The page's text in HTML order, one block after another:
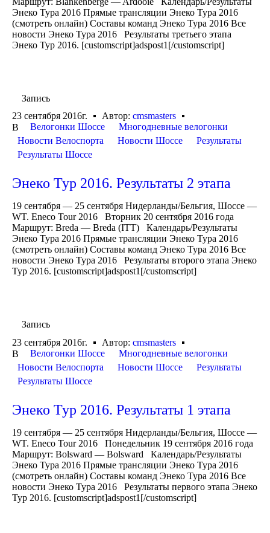
Энеко Тура 2016 Прямые трансляции Энеко Тура 2016
(смотреть онлайн) Составы команд Энеко Тура 2016 Все
новости Энеко Тура 2016 Результаты третьего этапа
Энеко Тур 2016. [customscript]adspost1[/customscript]
Запись
23 сентября 2016г.
Автор: cmsmasters
В
Велогонки Шоссе
Многодневные велогонки
Новости Велоспорта
Новости Шоссе
Результаты
Результаты Шоссе
Энеко Тур 2016. Результаты 2 этапа
19 сентября — 25 сентября Нидерланды/Бельгия, Шоссе —
WT. Eneco Tour 2016 Вторник 20 сентября 2016 года
Маршрут: Breda — Breda (ITT) Календарь/Результаты
Энеко Тура 2016 Прямые трансляции Энеко Тура 2016
(смотреть онлайн) Составы команд Энеко Тура 2016 Все
новости Энеко Тура 2016 Результаты второго этапа Энеко
Тур 2016. [customscript]adspost1[/customscript]
Запись
23 сентября 2016г.
Автор: cmsmasters
В
Велогонки Шоссе
Многодневные велогонки
Новости Велоспорта
Новости Шоссе
Результаты
Результаты Шоссе
Энеко Тур 2016. Результаты 1 этапа
19 сентября — 25 сентября Нидерланды/Бельгия, Шоссе —
WT. Eneco Tour 2016 Понедельник 19 сентября 2016 года
Маршрут: Bolsward — Bolsward Календарь/Результаты
Энеко Тура 2016 Прямые трансляции Энеко Тура 2016
(смотреть онлайн) Составы команд Энеко Тура 2016 Все
новости Энеко Тура 2016 Результаты первого этапа Энеко
Тур 2016. [customscript]adspost1[/customscript]